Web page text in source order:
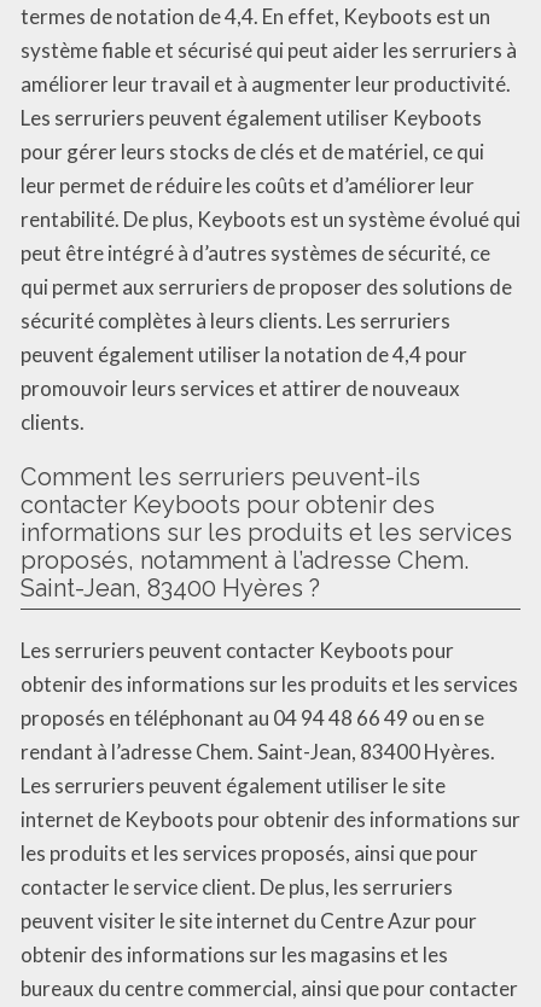
termes de notation de 4,4. En effet, Keyboots est un
système fiable et sécurisé qui peut aider les serruriers à
améliorer leur travail et à augmenter leur productivité.
Les serruriers peuvent également utiliser Keyboots
pour gérer leurs stocks de clés et de matériel, ce qui
leur permet de réduire les coûts et d’améliorer leur
rentabilité. De plus, Keyboots est un système évolué qui
peut être intégré à d’autres systèmes de sécurité, ce
qui permet aux serruriers de proposer des solutions de
sécurité complètes à leurs clients. Les serruriers
peuvent également utiliser la notation de 4,4 pour
promouvoir leurs services et attirer de nouveaux
clients.
Comment les serruriers peuvent-ils
contacter Keyboots pour obtenir des
informations sur les produits et les services
proposés, notamment à l’adresse Chem.
Saint-Jean, 83400 Hyères ?
Les serruriers peuvent contacter Keyboots pour
obtenir des informations sur les produits et les services
proposés en téléphonant au 04 94 48 66 49 ou en se
rendant à l’adresse Chem. Saint-Jean, 83400 Hyères.
Les serruriers peuvent également utiliser le site
internet de Keyboots pour obtenir des informations sur
les produits et les services proposés, ainsi que pour
contacter le service client. De plus, les serruriers
peuvent visiter le site internet du Centre Azur pour
obtenir des informations sur les magasins et les
bureaux du centre commercial, ainsi que pour contacter